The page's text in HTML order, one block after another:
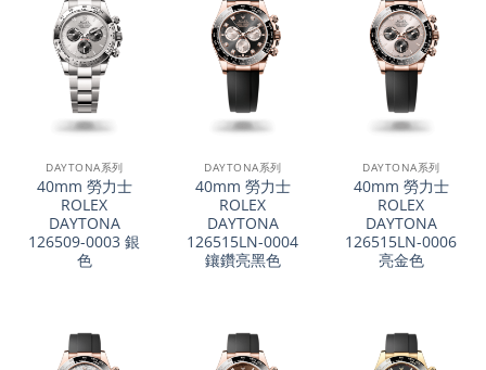
DAYTONA系列
40mm 勞力士
ROLEX
DAYTONA
126509-0003 銀
色
DAYTONA系列
40mm 勞力士
ROLEX
DAYTONA
126515LN-0004
鑲鑽亮黑色
DAYTONA系列
40mm 勞力士
ROLEX
DAYTONA
126515LN-0006
亮金色